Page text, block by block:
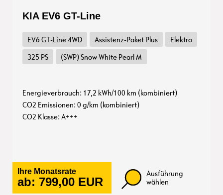
KIA EV6 GT-Line
EV6 GT-Line 4WD Assistenz-Paket Plus
Elektro
325 PS
(SWP) Snow White Pearl M
Energieverbrauch: 17,2 kWh/100 km (kombiniert)
CO2 Emissionen: 0 g/km (kombiniert)
CO2 Klasse: A+++
Ihre Monatsrate
ab: 799,00 EUR
Ausführung
wählen